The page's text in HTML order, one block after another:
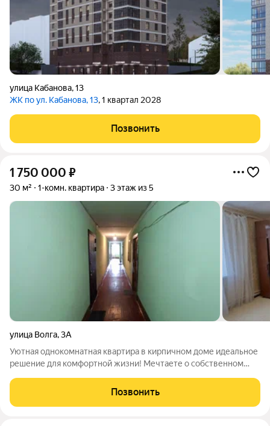
улица Кабанова,13
ЖК по ул. Кабанова, 13, 1 квартал 2028
Позвонить
1 750 000 ₽
30 м² 1-комн. квартира 3 этаж из 5
улица Волга,3А
Уютная однокомнатная квартира в кирпичном доме идеальное
решение для комфортной жизни! Мечтаете о собственном
Представляем вашему вниманию замечательную
однокомнатную квартиру в надежном кирпичном
Позвонить